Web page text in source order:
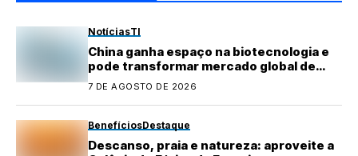
NotíciasTI
China ganha espaço na biotecnologia e
pode transformar mercado global de
medicamentos
7 DE AGOSTO DE 2026
BenefíciosDestaque
Descanso, praia e natureza: aproveite a